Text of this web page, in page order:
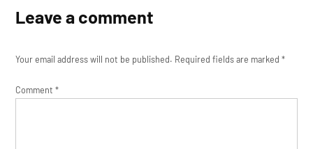
Leave a comment
Your email address will not be published. Required fields are marked*
Comment*